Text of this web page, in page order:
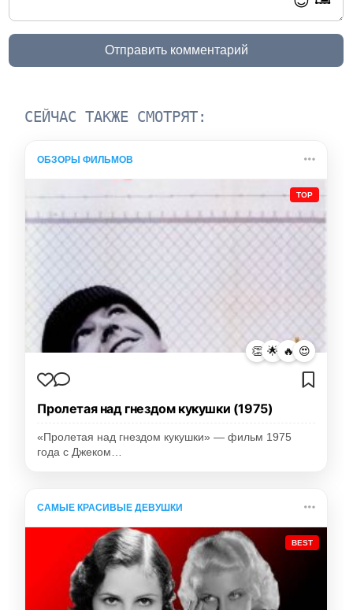
Отправить комментарий
СЕЙЧАС ТАКЖЕ СМОТРЯТ:
ОБЗОРЫ ФИЛЬМОВ
TOP
👏 🌟 🔥 😍
Пролетая над гнездом кукушки (1975)
«Пролетая над гнездом кукушки» — фильм 1975
года с Джеком…
САМЫЕ КРАСИВЫЕ ДЕВУШКИ
BEST